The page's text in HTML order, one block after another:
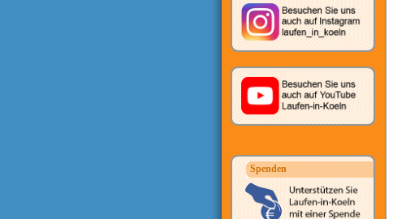
Spenden